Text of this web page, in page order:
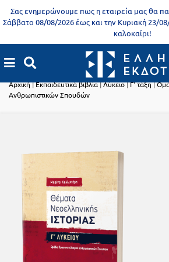
Σας ενημερώνουμε πως η εταιρεία μας θα
Σάββατο 08/08/2026 έως και την Κυριακή 23/
καλοκαίρι!
X
Βιβλία
ενήλικες
Αποκλειστική
Trivia
Books
- Η
γνώση
Προδημοτική
εκπαίδευση
Εκπαιδευτικές
αφίσες
Βιβλία
Ελληνίζειν
Δημοτικό
Α΄
Τάξη
Εκπαιδευτικά
Αρχική|Εκπαιδευτικά βιβλία|Λύκειο|Γ' τάξη|
Ανθρωπιστικών Σπουδών